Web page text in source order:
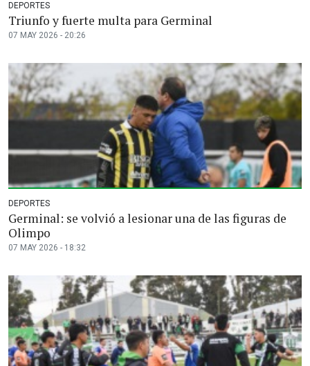
DEPORTES
Triunfo y fuerte multa para Germinal
07 MAY 2026 - 20:26
DEPORTES
Germinal: se volvió a lesionar una de las figuras de
Olimpo
07 MAY 2026 - 18:32